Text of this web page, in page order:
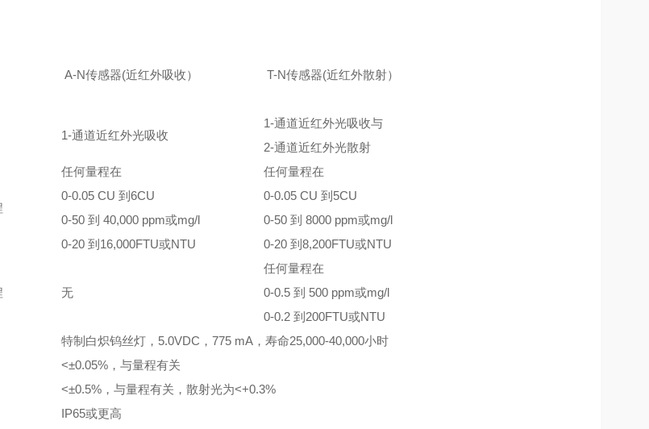
A-N传感器(近红外吸收）
T-N传感器(近红外散射）
1-通道近红外光吸收
1-通道近红外光吸收与
2-通道近红外光散射
任何量程在
0-0.05 CU 到6CU
0-50 到 40,000 ppm或mg/l
0-20 到16,000FTU或NTU
任何量程在
0-0.05 CU 到5CU
0-50 到 8000 ppm或mg/l
0-20 到8,200FTU或NTU
无
任何量程在
0-0.5 到 500 ppm或mg/l
0-0.2 到200FTU或NTU
特制白炽钨丝灯，5.0VDC，775 mA，寿命25,000-40,000小时
<±0.05%，与量程有关
<±0.5%，与量程有关，散射光为<+0.3%
IP65或更高